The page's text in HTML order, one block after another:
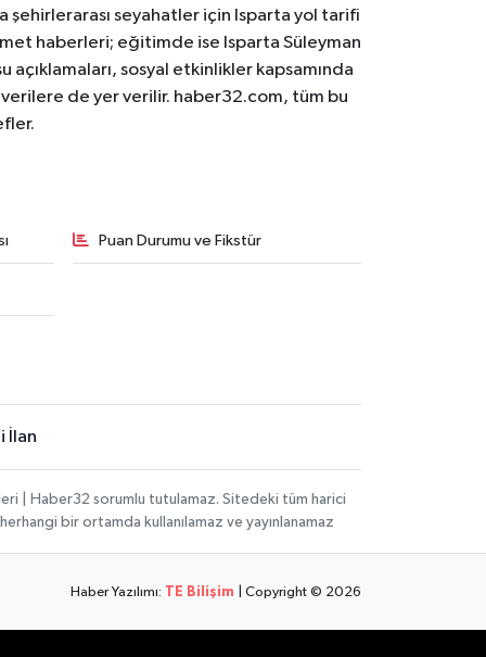
şehirlerarası seyahatler için Isparta yol tarifi
haberleri; eğitimde ise Isparta Süleyman
sosyal etkinlikler kapsamında
de yer verilir. haber32.com, tüm bu
Puan Durumu ve Fikstür
İlan
| Haber32 sorumlu tutulamaz. Sitedeki tüm harici
bir ortamda kullanılamaz ve yayınlanamaz
Haber Yazılımı: TE Bilişim | Copyright © 2026